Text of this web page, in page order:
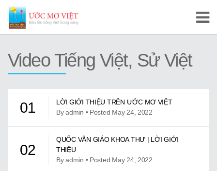
Cuộc Thi Ước Mơ Việt
Hướng Dẫn
Tài Liệu Học Tập
Video Tự Học và Dạy Tiếng Việt
Video Tiếng Việt, Sử Việt
01
LỜI GIỚI THIỆU TRÊN ƯỚC MƠ VIỆT
By admin • Posted May 24, 2022
02
QUỐC VĂN GIÁO KHOA THƯ | LỜI GIỚI
THIỆU
By admin • Posted May 24, 2022